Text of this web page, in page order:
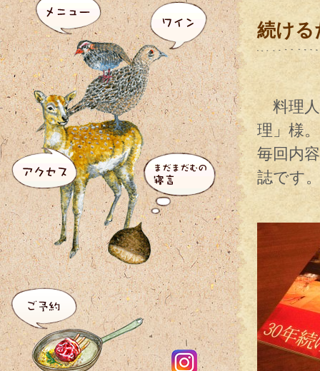
続ける
料理人
理」様。
毎回内
誌です
最